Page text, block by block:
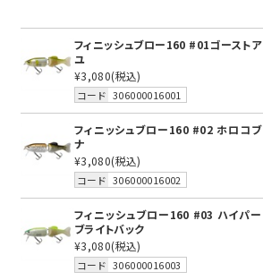
フィニッシュブロー160 #01ゴーストア
ユ
¥3,080(税込)
コード 306000016001
フィニッシュブロー160 #02 ホロコブ
ナ
¥3,080(税込)
コード 306000016002
フィニッシュブロー160 #03 ハイパー
ブライトバック
¥3,080(税込)
コード 306000016003